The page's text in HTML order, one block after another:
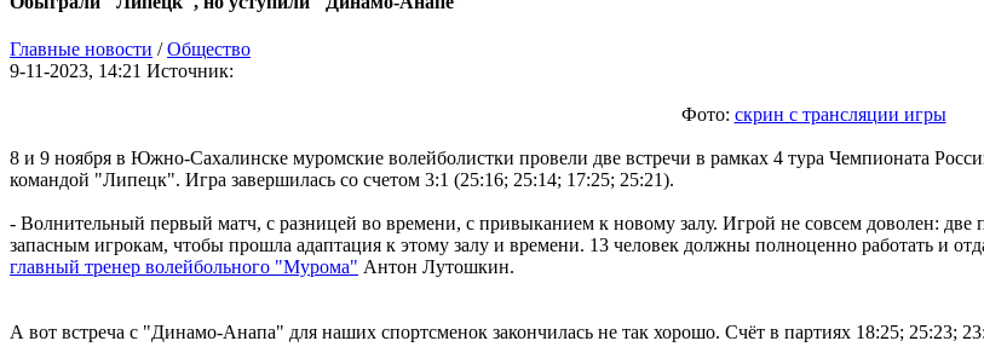
Главные новости /Общество
9-11-2023, 14:21 Источник:
Фото: скрин с трансляции игры
8 и 9 ноября в Южно-Сахалинске муромские волейболистки провели две встречи в рамках 4 тура Чемпионата
командой "Липецк". Игра завершилась со счетом 3:1 (25:16; 25:14; 17:25; 25:21).
- Волнительный первый матч, с разницей во времени, с привыканием к новому залу. Игрой не совсем доволен:
запасным игрокам, чтобы прошла адаптация к этому залу и времени. 13 человек должны полноценно работать и
главный тренер волейбольного "Мурома" Антон Лутошкин.
А вот встреча с "Динамо-Анапа" для наших спортсменок закончилась не так хорошо. Счёт в партиях 18:25; 25:23;